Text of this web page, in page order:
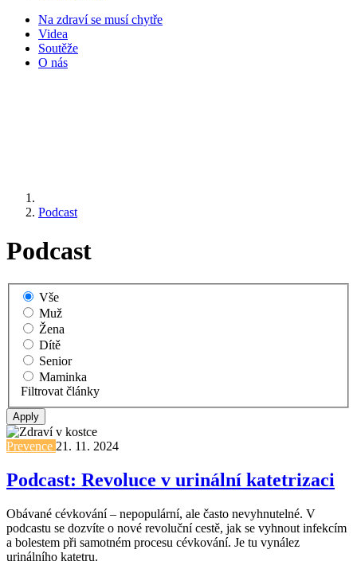
Na zdraví se musí chytře
Videa
Soutěže
O nás
Podcast
Podcast
Vše
Muž
Žena
Dítě
Senior
Maminka
Filtrovat články
Prevence 21. 11. 2024
Podcast: Revoluce v urinální katetrizaci
Obávané cévkování – nepopulární, ale často nevyhnutelné. V
podcastu se dozvíte o nové revoluční cestě, jak se vyhnout infekcím
a bolestem při samotném procesu cévkování. Je tu vynález
urinálního katetru.